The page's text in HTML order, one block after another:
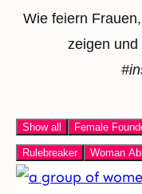
Wie feiern
zeigen
Show all Female
Rulebreaker Woman